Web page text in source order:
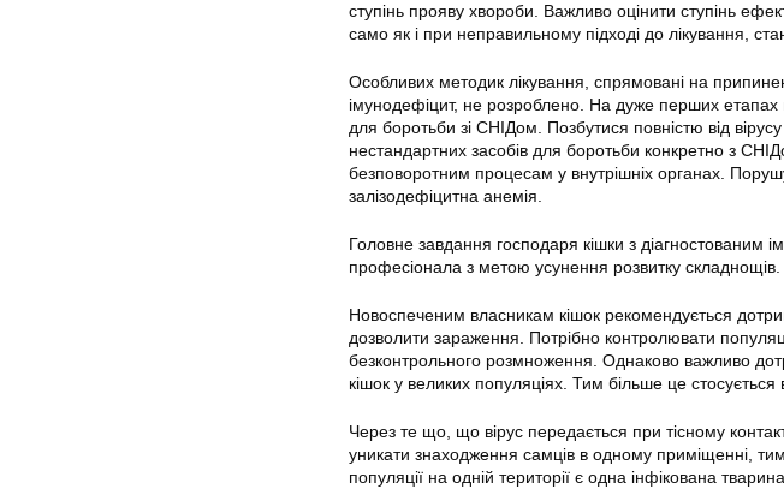
ступінь прояву хвороби. Важливо оцінити ступінь
само як і при неправильному підході до лікування,
Особливих методик лікування, спрямовані на
імунодефіцит, не розроблено. На дуже перших етапах
для боротьби зі СНІДом. Позбутися повністю від
нестандартних засобів для боротьби конкретно з
безповоротним процесам у внутрішніх органах.
залізодефіцитна анемія.
Головне завдання господаря кішки з діагностованим
професіонала з метою усунення розвитку складнощів.
Новоспеченим власникам кішок рекомендується
дозволити зараження. Потрібно контролювати
безконтрольного розмноження. Однаково важливо
кішок у великих популяціях. Тим більше це стосується
Через те що, що вірус передається при тісному
уникати знаходження самців в одному приміщенні,
популяції на одній території є одна інфікована